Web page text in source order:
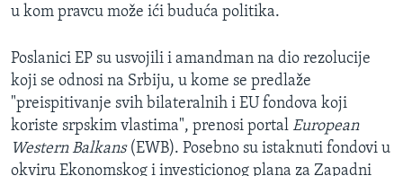
u kom pravcu može ići buduća politika.
Poslanici EP su usvojili i amandman na dio rezolucije
koji se odnosi na Srbiju, u kome se predlaže
"preispitivanje svih bilateralnih i EU fondova koji
koriste srpskim vlastima", prenosi portal European
Western Balkans (EWB). Posebno su istaknuti fondovi u
okviru Ekonomskog i investicionog plana za Zapadni